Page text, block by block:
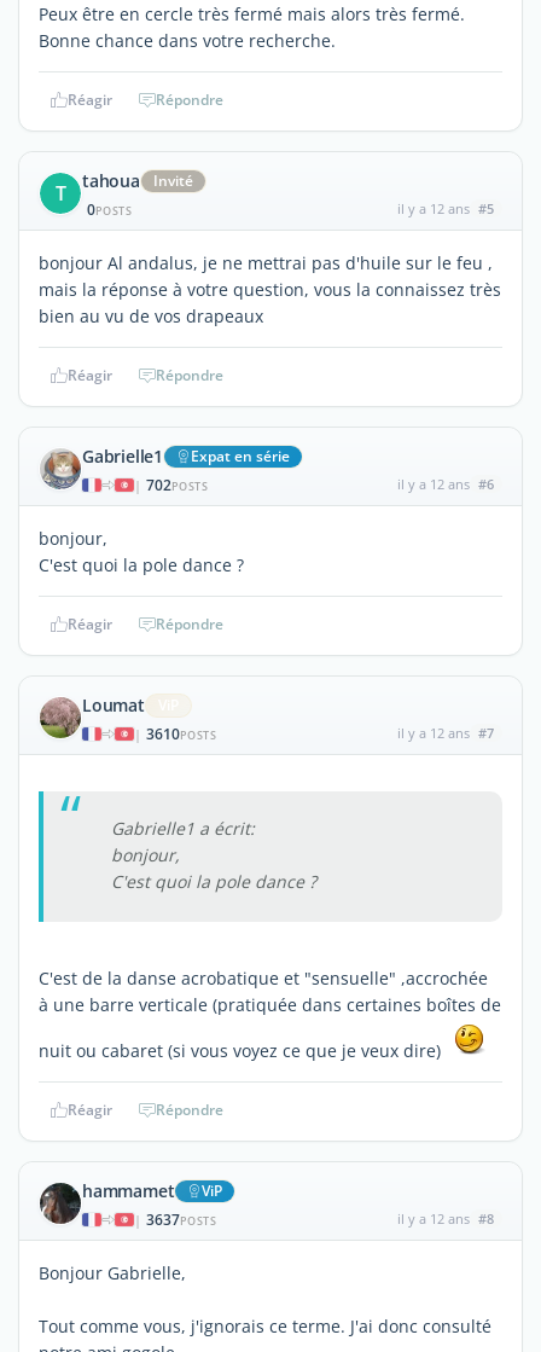
Peux être en cercle très fermé mais alors très fermé.
Bonne chance dans votre recherche.
Réagir Répondre
T tahoua
Invité
0POSTS il y a 12 ans #5
bonjour Al andalus, je ne mettrai pas d'huile sur le feu ,
mais la réponse à votre question, vous la connaissez très
bien au vu de vos drapeaux
Réagir Répondre
Gabrielle1 Expat en série
| 702POSTS il y a 12 ans #6
bonjour,
C'est quoi la pole dance ?
Réagir Répondre
Loumat
| 3610POSTS il y a 12 ans #7
Gabrielle1 a écrit:
bonjour,
C'est quoi la pole dance ?
C'est de la danse acrobatique et "sensuelle" ,accrochée
à une barre verticale (pratiquée dans certaines boîtes de
nuit ou cabaret (si vous voyez ce que je veux dire)
Réagir Répondre
hammamet ViP
| 3637POSTS il y a 12 ans #8
Bonjour Gabrielle,
Tout comme vous, j'ignorais ce terme. J'ai donc consulté